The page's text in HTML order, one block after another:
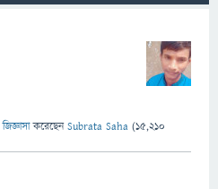
জিজ্ঞাসাকরেছেনSubrata Saha (15,210